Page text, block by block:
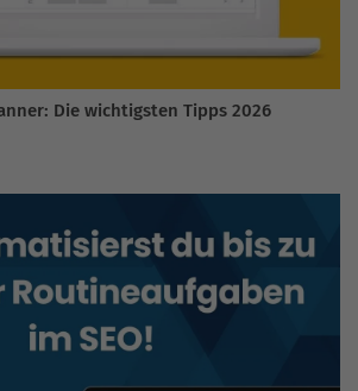
Die wichtigsten Tipps 2026